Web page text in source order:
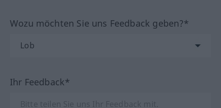
Wozu möchten Sie uns Feedback geben?*
Ihr Feedback*